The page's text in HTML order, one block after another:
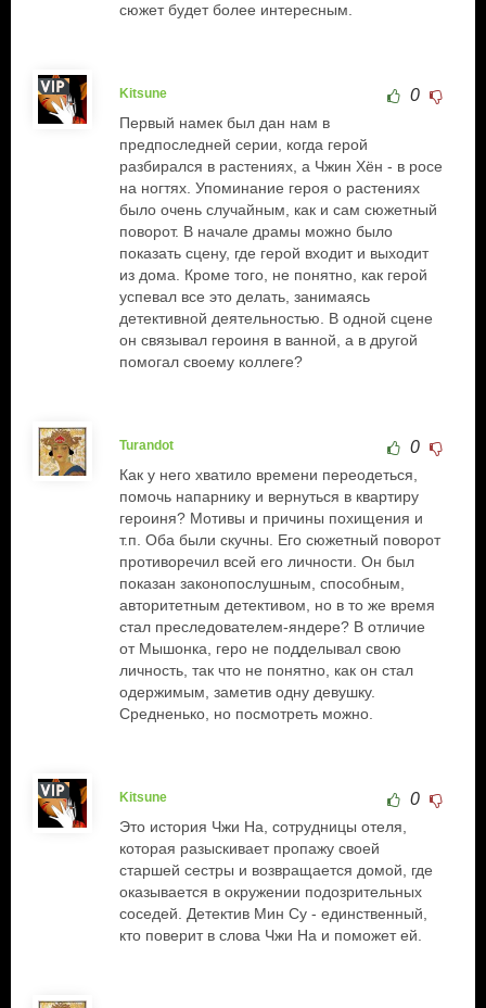
сюжет будет более интересным.
Kitsune 0
Первый намек был дан нам в
предпоследней серии, когда герой
разбирался в растениях, а Чжин Хён - в росе
на ногтях. Упоминание героя о растениях
было очень случайным, как и сам сюжетный
поворот. В начале драмы можно было
показать сцену, где герой входит и выходит
из дома. Кроме того, не понятно, как герой
успевал все это делать, занимаясь
детективной деятельностью. В одной сцене
он связывал героиня в ванной, а в другой
помогал своему коллеге?
Turandot 0
Как у него хватило времени переодеться,
помочь напарнику и вернуться в квартиру
героиня? Мотивы и причины похищения и
т.п. Оба были скучны. Его сюжетный поворот
противоречил всей его личности. Он был
показан законопослушным, способным,
авторитетным детективом, но в то же время
стал преследователем-яндере? В отличие
от Мышонка, геро не подделывал свою
личность, так что не понятно, как он стал
одержимым, заметив одну девушку.
Средненько, но посмотреть можно.
Kitsune 0
Это история Чжи На, сотрудницы отеля,
которая разыскивает пропажу своей
старшей сестры и возвращается домой, где
оказывается в окружении подозрительных
соседей. Детектив Мин Су - единственный,
кто поверит в слова Чжи На и поможет ей.